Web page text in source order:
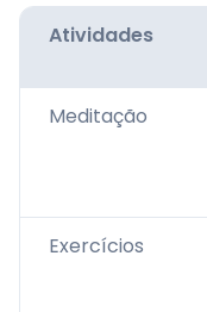
Atividades
Meditação
Exercícios